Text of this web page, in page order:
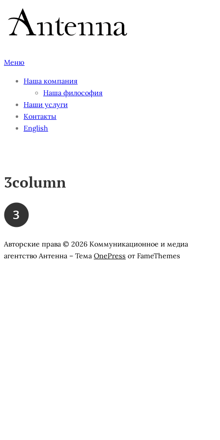
Перейти
содержимому
Меню
Наша компания
Наша философия
Наши услуги
Контакты
English
3column
Авторские права © 2026 Коммуникационное и медиа
агентство Антенна – Тема OnePress от FameThemes